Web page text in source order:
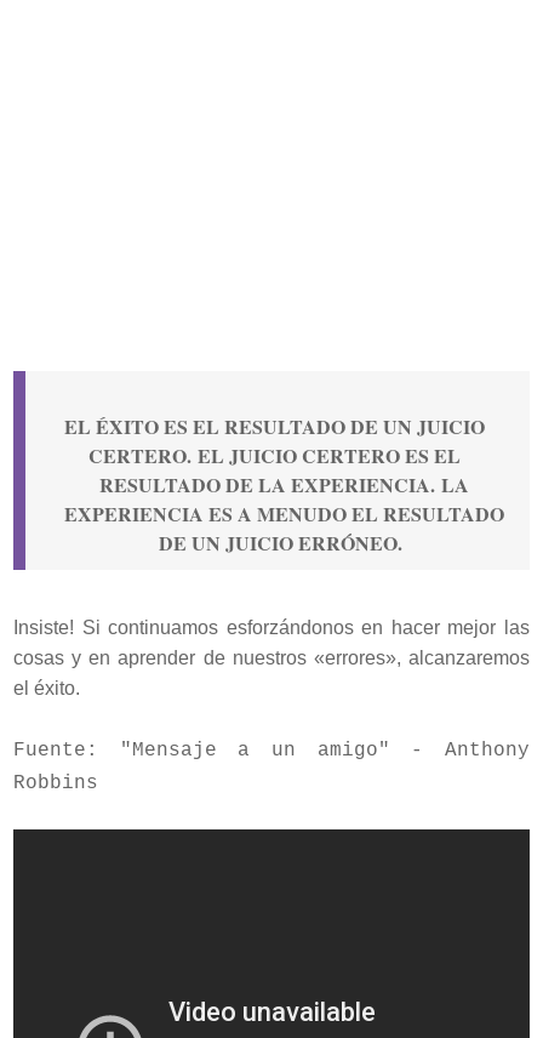
EL ÉXITO ES EL RESULTADO DE UN JUICIO
CERTERO. EL JUICIO CERTERO ES EL
RESULTADO DE LA EXPERIENCIA. LA
EXPERIENCIA ES A MENUDO EL RESULTADO
DE UN JUICIO ERRÓNEO.
Insiste! Si continuamos esforzándonos en hacer mejor las
cosas y en aprender de nuestros «errores», alcanzaremos
el éxito.
Fuente: "Mensaje a un amigo" - Anthony
Robbins